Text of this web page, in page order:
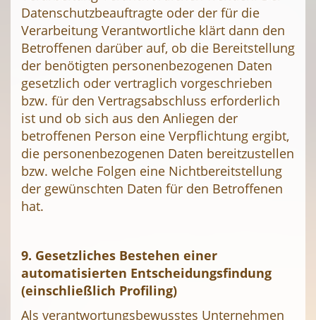
Datenschutzbeauftragte oder der für die
Verarbeitung Verantwortliche klärt dann den
Betroffenen darüber auf, ob die Bereitstellung
der benötigten personenbezogenen Daten
gesetzlich oder vertraglich vorgeschrieben
bzw. für den Vertragsabschluss erforderlich
ist und ob sich aus den Anliegen der
betroffenen Person eine Verpflichtung ergibt,
die personenbezogenen Daten bereitzustellen
bzw. welche Folgen eine Nichtbereitstellung
der gewünschten Daten für den Betroffenen
hat.
9. Gesetzliches Bestehen einer
automatisierten Entscheidungsfindung
(einschließlich Profiling)
Als verantwortungsbewusstes Unternehmen